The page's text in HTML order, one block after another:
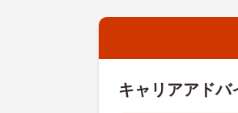
キャリアアドバ